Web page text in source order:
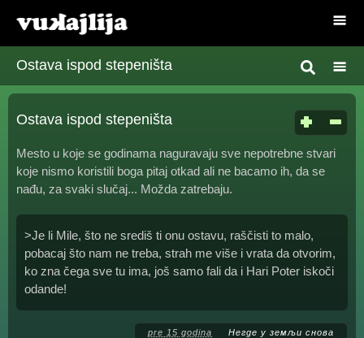
Ostava ispod stepeništa
Ostava ispod stepeništa
Mesto u koje se godinama naguravaju sve nepotrebne stvari
koje nismo koristili boga pitaj otkad ali ne bacamo ih, da se
nađu, za svaki slučaj... Možda zatrebaju.
>Je li Mile, što ne središ ti onu ostavu, raščisti to malo,
pobacaj što nam ne treba, strah me više i vrata da otvorim,
ko zna čega sve tu ima, još samo fali da i Hari Poter iskoči
odande!
pre 15 godina Негде у земљи снова